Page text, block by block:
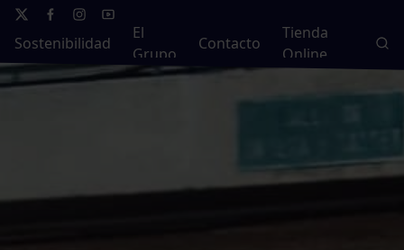
Sostenibilidad
El
Grupo
Contacto
Tienda
Online